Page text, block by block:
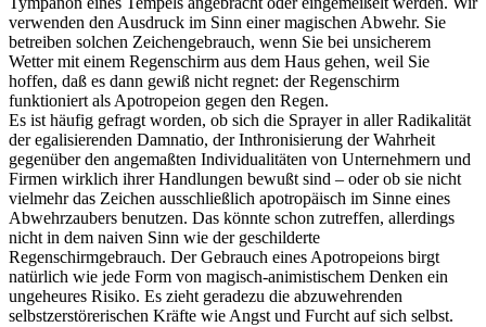
verwenden den Ausdruck im Sinn einer magischen Abwehr. Sie
betreiben solchen Zeichengebrauch, wenn Sie bei unsicherem
Wetter mit einem Regenschirm aus dem Haus gehen, weil Sie
hoffen, daß es dann gewiß nicht regnet: der Regenschirm
funktioniert als Apotropeion gegen den Regen.
Es ist häufig gefragt worden, ob sich die Sprayer in aller Radikalität
der egalisierenden Damnatio, der Inthronisierung der Wahrheit
gegenüber den angemaßten Individualitäten von Unternehmern und
Firmen wirklich ihrer Handlungen bewußt sind – oder ob sie nicht
vielmehr das Zeichen ausschließlich apotropäisch im Sinne eines
Abwehrzaubers benutzen. Das könnte schon zutreffen, allerdings
nicht in dem naiven Sinn wie der geschilderte
Regenschirmgebrauch. Der Gebrauch eines Apotropeions birgt
natürlich wie jede Form von magisch-animistischem Denken ein
ungeheures Risiko. Es zieht geradezu die abzuwehrenden
selbstzerstörerischen Kräfte wie Angst und Furcht auf sich selbst.